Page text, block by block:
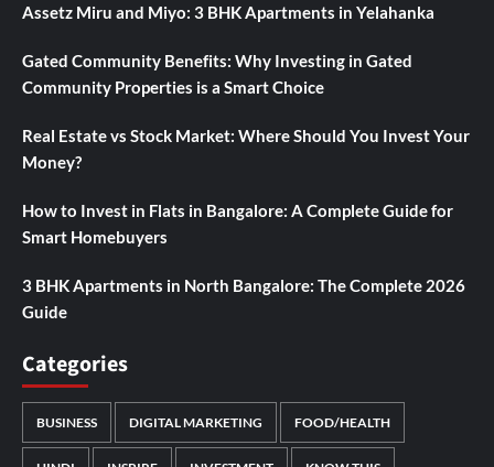
Assetz Miru and Miyo: 3 BHK Apartments in Yelahanka
Gated Community Benefits: Why Investing in Gated
Community Properties is a Smart Choice
Real Estate vs Stock Market: Where Should You Invest Your
Money?
How to Invest in Flats in Bangalore: A Complete Guide for
Smart Homebuyers
3 BHK Apartments in North Bangalore: The Complete 2026
Guide
Categories
BUSINESS DIGITAL MARKETING FOOD/HEALTH